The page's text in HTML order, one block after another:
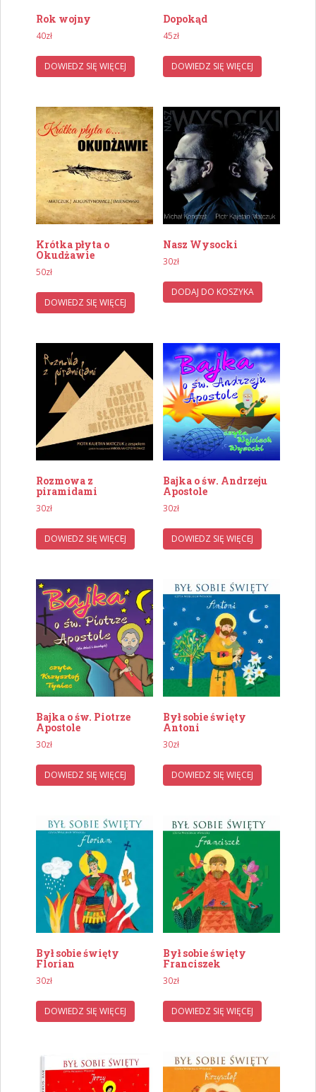
Rok wojny
40zł
DOWIEDZ SIĘ WIĘCEJ
Dopokąd
45zł
DOWIEDZ SIĘ WIĘCEJ
Krótka płyta o
Okudżawie
50zł
DOWIEDZ SIĘ WIĘCEJ
Nasz Wysocki
30zł
DODAJ DO KOSZYKA
Rozmowa z
piramidami
30zł
DOWIEDZ SIĘ WIĘCEJ
Bajka o św. Andrzeju
Apostole
30zł
DOWIEDZ SIĘ WIĘCEJ
Bajka o św. Piotrze
Apostole
30zł
DOWIEDZ SIĘ WIĘCEJ
Był sobie święty
Antoni
30zł
DOWIEDZ SIĘ WIĘCEJ
Był sobie święty
Florian
30zł
DOWIEDZ SIĘ WIĘCEJ
Był sobie święty
Franciszek
30zł
DOWIEDZ SIĘ WIĘCEJ